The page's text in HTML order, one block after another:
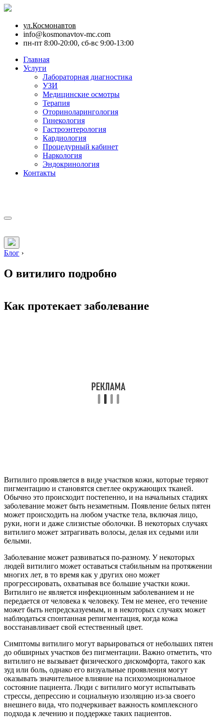
ул.Космонавтов
info@kosmonavtov-mc.com
пн-пт 8:00-20:00, сб-вс 9:00-13:00
Главная
Услуги
Лабораторная диагностика
УЗИ
Медицинские осмотры
Терапия
Оториноларингология
Гинекология
Гастроэнтерология
Кардиология
Процедурный кабинет
Наркология
Эндокринология
Контакты
Блог ›
О витилиго подробно
Как протекает заболевание
Витилиго проявляется в виде участков кожи, которые теряют
пигментацию и становятся светлее окружающих тканей.
Обычно это происходит постепенно, и на начальных стадиях
заболевание может быть незаметным. Появление белых пятен
может происходить на любом участке тела, включая лицо,
руки, ноги и даже слизистые оболочки. В некоторых случаях
витилиго может затрагивать волосы, делая их седыми или
белыми.
Заболевание может развиваться по-разному. У некоторых
людей витилиго может оставаться стабильным на протяжении
многих лет, в то время как у других оно может
прогрессировать, охватывая все большие участки кожи.
Витилиго не является инфекционным заболеванием и не
передается от человека к человеку. Тем не менее, его течение
может быть непредсказуемым, и в некоторых случаях может
наблюдаться спонтанная репигментация, когда кожа
восстанавливает свой естественный цвет.
Симптомы витилиго могут варьироваться от небольших пятен
до обширных участков без пигментации. Важно отметить, что
витилиго не вызывает физического дискомфорта, такого как
зуд или боль, однако его визуальные проявления могут
оказывать значительное влияние на психоэмоциональное
состояние пациента. Люди с витилиго могут испытывать
стрессы, депрессию и социальную изоляцию из-за своего
внешнего вида, что подчеркивает важность комплексного
подхода к лечению и поддержке таких пациентов.